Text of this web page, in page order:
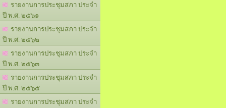
รายงานการประชุมสภา ประจำ
ปี พ.ศ. ๒๕๖๑
รายงานการประชุมสภา ประจำ
ปี พ.ศ. ๒๕๖๒
รายงานการประชุมสภา ประจำ
ปี พ.ศ. ๒๕๖๓
รายงานการประชุมสภา ประจำ
ปี พ.ศ. ๒๕๖๕
รายงานการประชุมสภา ประจำ